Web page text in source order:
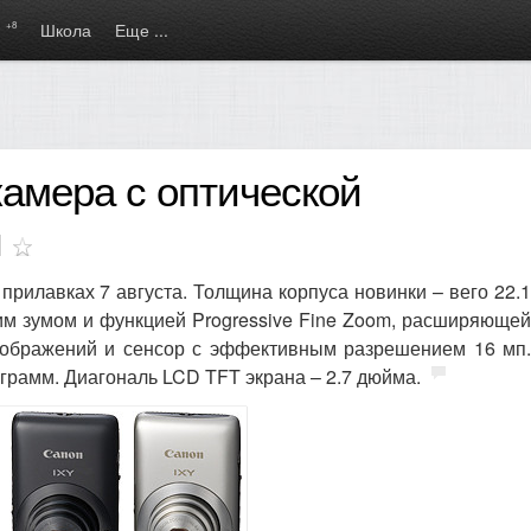
+8 Школа Еще ...
с оптической
7 августа. Толщина корпуса новинки – вего 22.1
зумом и функцией Progressive Fine Zoom, расширяющей
и сенсор с эффективным разрешением 16 мп.
Диагональ LCD TFT экрана – 2.7 дюйма.